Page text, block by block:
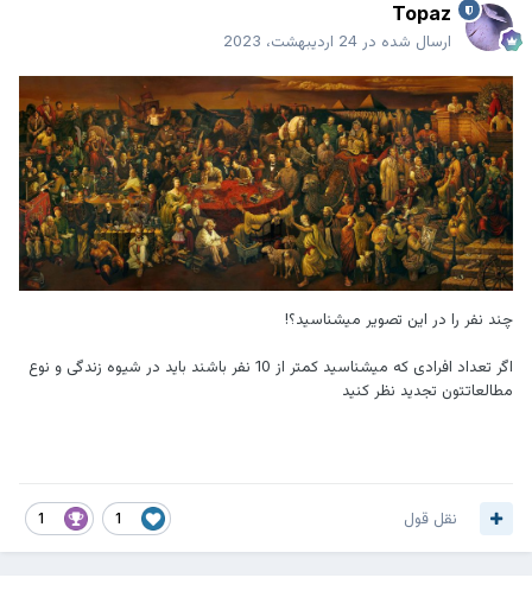
Topaz
ارسال شده در 24 اردیبهشت، 2023
چند نفر را در این تصویر میشناسید؟!
اگر تعداد افرادی که میشناسید کمتر از 10 نفر باشند باید در شیوه زندگی و نوع
مطالعاتتون تجدید نظر کنید
نقل قول